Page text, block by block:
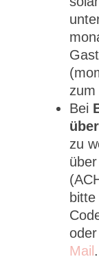
zum
Bei
zu
Mail .